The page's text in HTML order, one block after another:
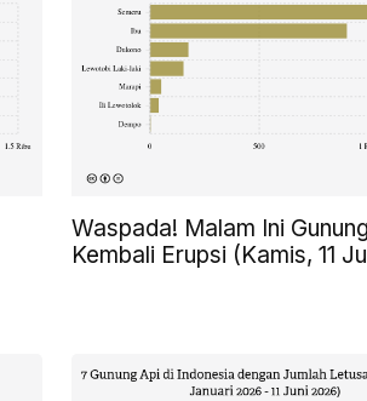
Waspada! Malam Ini
Kembali Erupsi (Kamis, 11